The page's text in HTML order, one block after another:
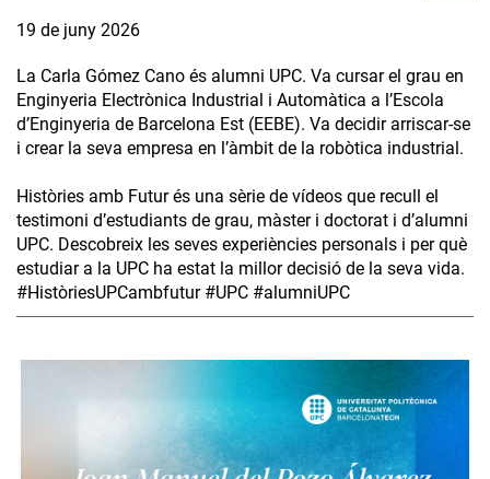
19 de juny 2026
La Carla Gómez Cano és alumni UPC. Va cursar el grau en
Enginyeria Electrònica Industrial i Automàtica a l’Escola
d’Enginyeria de Barcelona Est (EEBE). Va decidir arriscar-se
i crear la seva empresa en l’àmbit de la robòtica industrial.
Històries amb Futur és una sèrie de vídeos que recull el
testimoni d’estudiants de grau, màster i doctorat i d’alumni
UPC. Descobreix les seves experiències personals i per què
estudiar a la UPC ha estat la millor decisió de la seva vida.
#HistòriesUPCambfutur #UPC #alumniUPC